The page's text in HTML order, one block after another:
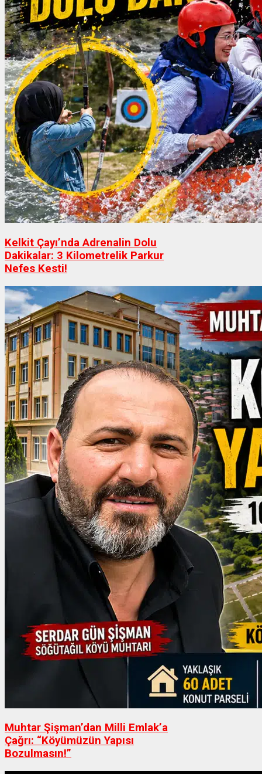
Kelkit Çayı’nda Adrenalin Dolu
Dakikalar: 3 Kilometrelik Parkur
Nefes Kesti!
Muhtar Şişman’dan Milli Emlak’a
Çağrı: “Köyümüzün Yapısı
Bozulmasın!”